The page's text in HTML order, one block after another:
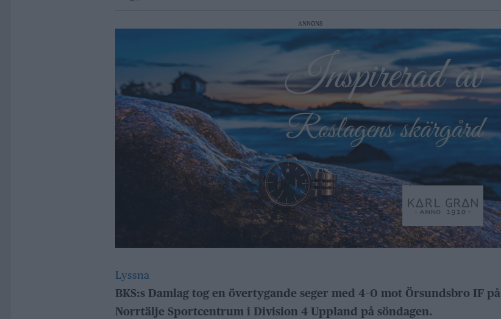
ANNONS
Lyssna
BKS:s Damlag tog en övertygande seger med 4–0 mot Örsundsbro IF på
Norrtälje Sportcentrum i Division 4 Uppland på söndagen.